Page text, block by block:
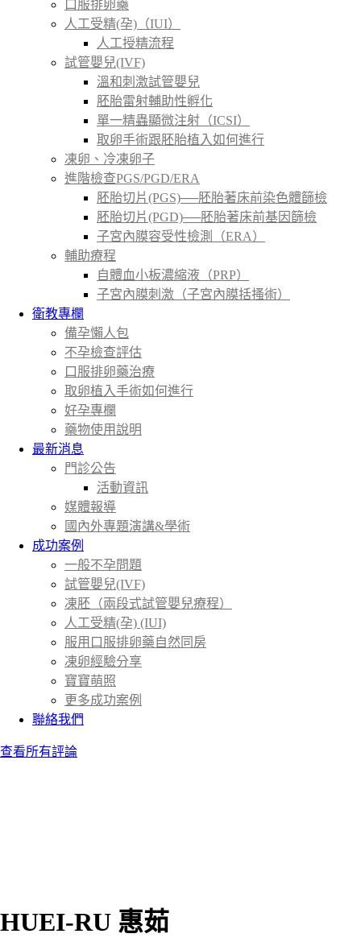
口服排卵藥
人工受精(孕)（IUI）
人工授精流程
試管嬰兒(IVF)
溫和刺激試管嬰兒
胚胎雷射輔助性孵化
單一精蟲顯微注射（ICSI）
取卵手術跟胚胎植入如何進行
凍卵、冷凍卵子
進階檢查PGS/PGD/ERA
胚胎切片(PGS)──胚胎著床前染色體篩檢
胚胎切片(PGD)──胚胎著床前基因篩檢
子宮內膜容受性檢測（ERA）
輔助療程
自體血小板濃縮液（PRP）
子宮內膜刺激（子宮內膜括搔術）
衛教專欄
備孕懶人包
不孕檢查評估
口服排卵藥治療
取卵植入手術如何進行
好孕專欄
藥物使用說明
最新消息
門診公告
活動資訊
媒體報導
國內外專題演講&學術
成功案例
一般不孕問題
試管嬰兒(IVF)
凍胚（兩段式試管嬰兒療程）
人工受精(孕) (IUI)
服用口服排卵藥自然同房
凍卵經驗分享
寶寶萌照
更多成功案例
聯絡我們
查看所有評論
HUEI-RU 惠茹